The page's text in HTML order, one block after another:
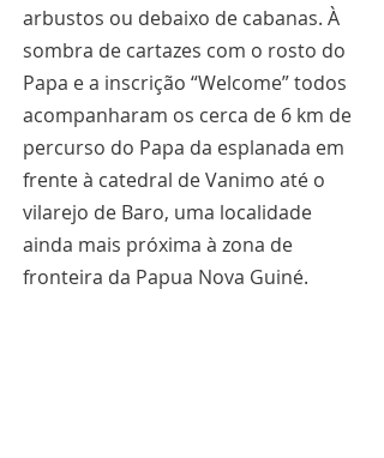
arbustos ou debaixo de cabanas. À
sombra de cartazes com o rosto do
Papa e a inscrição “Welcome” todos
acompanharam os cerca de 6 km de
percurso do Papa da esplanada em
frente à catedral de Vanimo até o
vilarejo de Baro, uma localidade
ainda mais próxima à zona de
fronteira da Papua Nova Guiné.